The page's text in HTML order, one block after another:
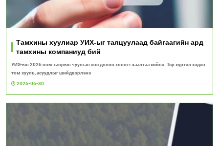
Тамхины хуулиар УИХ-ыг талцуулаад байгаагийн ард
тамхины компаниуд бий
УИХ-ын 2026 оны хаврын чуулган энэ долоо хоногт хаалтаа хийнэ. Тэр хүртэл хэдэн
том хууль, асуудлыг шийдвэрлэнэ
2026-06-30